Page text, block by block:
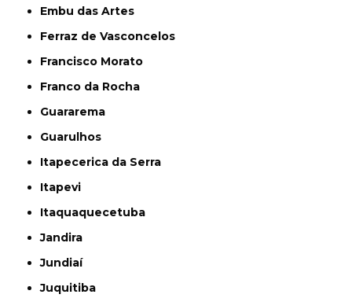
Embu das Artes
Ferraz de Vasconcelos
Francisco Morato
Franco da Rocha
Guararema
Guarulhos
Itapecerica da Serra
Itapevi
Itaquaquecetuba
Jandira
Jundiaí
Juquitiba